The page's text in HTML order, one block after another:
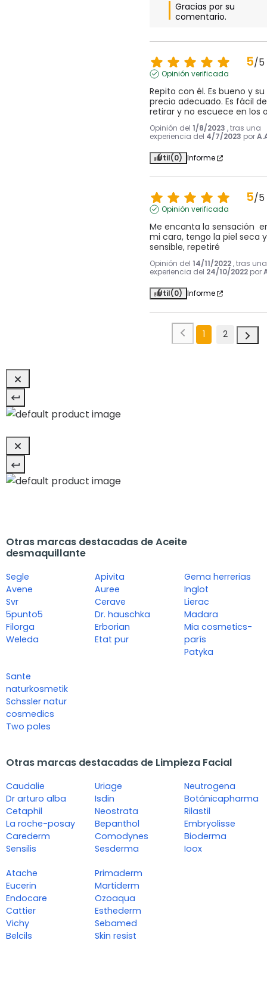
Gracias por su
comentario.
5/5
Opinión verificada
Repito con él. Es bueno y su
precio adecuado. Es fácil de
retirar y no escuece en los
Opinión del 1/8/2023 , tras una
experiencia del 4/7/2023 por
Útil(0) Informe
5/5
Opinión verificada
Me encanta la sensación
mi cara, tengo la piel seca y
sensible, repetiré
Opinión del 14/11/2022 , tras una
experiencia del 24/10/2022 por
Útil(0) Informe
1 2
Otras marcas destacadas de Aceite
desmaquillante
Segle
Avene
Svr
5punto5
Filorga
Weleda
Apivita
Auree
Cerave
Dr. hauschka
Erborian
Etat pur
Gema herrerias
Inglot
Lierac
Madara
Mia cosmetics-
parís
Patyka
Sante
naturkosmetik
Schssler natur
cosmedics
Two poles
Otras marcas destacadas de Limpieza Facial
Caudalie
Dr arturo alba
Cetaphil
La roche-posay
Carederm
Sensilis
Uriage
Isdin
Neostrata
Bepanthol
Comodynes
Sesderma
Neutrogena
Botánicapharma
Rilastil
Embryolisse
Bioderma
Ioox
Atache
Eucerin
Endocare
Cattier
Vichy
Belcils
Primaderm
Martiderm
Ozoaqua
Esthederm
Sebamed
Skin resist